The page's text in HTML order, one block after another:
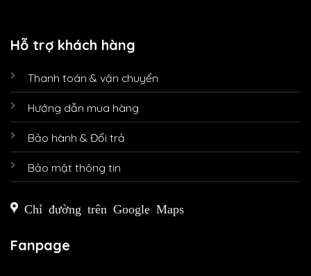
Hỗ trợ khách hàng
Thanh toán & vận chuyển
Hướng dẫn mua hàng
Bảo hành & Đổi trả
Bảo mật thông tin
Chỉ đường trên Google Maps
Fanpage